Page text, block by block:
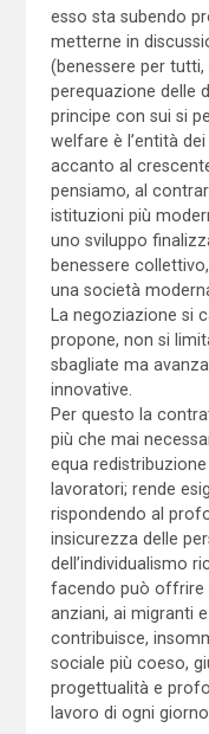
esso sta subendo
metterne in
(benessere per
perequazione delle
principe con sui si
welfare è l’entità
accanto al
pensiamo, al
istituzioni più
uno sviluppo
benessere
una società
La negoziazione si
propone, non si
sbagliate ma
innovative.
Per questo la
più che mai
equa
lavoratori; rende
rispondendo al
insicurezza delle
dell’individualismo
facendo può offrire
anziani, ai migranti
contribuisce,
sociale più coeso,
progettualità e
lavoro di ogni giorno.